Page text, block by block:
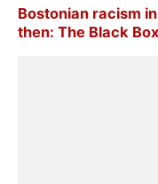
Bostonian racism
then: The Black